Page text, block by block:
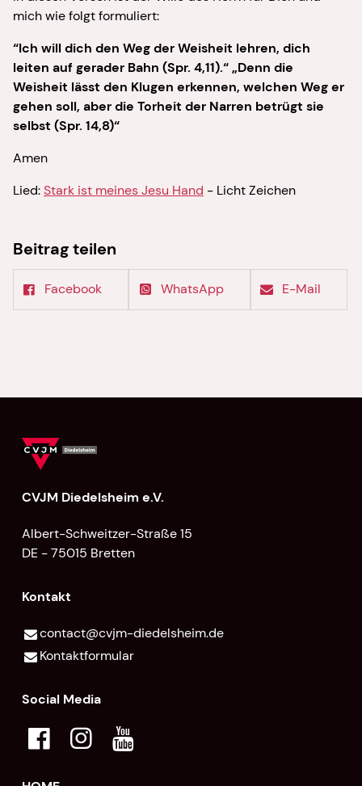
mich wie folgt formuliert:
“Ich will dich den Weg der Weisheit lehren, dich
leiten auf gerader Bahn (Spr. 4,11).“ „Denn die
Weisheit lässt den Klugen erkennen, welchen Weg er
gehen soll, aber die Torheit der Narren betrügt sie
selbst (Spr. 14,8)“
Amen
Lied:Stark ist meines Jesu Hand - Licht Zeichen
Beitrag teilen
Facebook WhatsApp E-Mail
CVJM Diedelsheim e.V.
Albert-Schweitzer-Straße 15
DE - 75015 Bretten
Kontakt
contact@​cvjm-diedelsheim.​de
Kontaktformular
Social Media